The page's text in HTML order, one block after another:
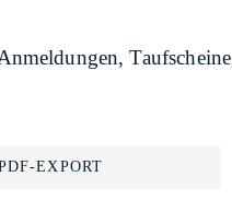
EXPORT